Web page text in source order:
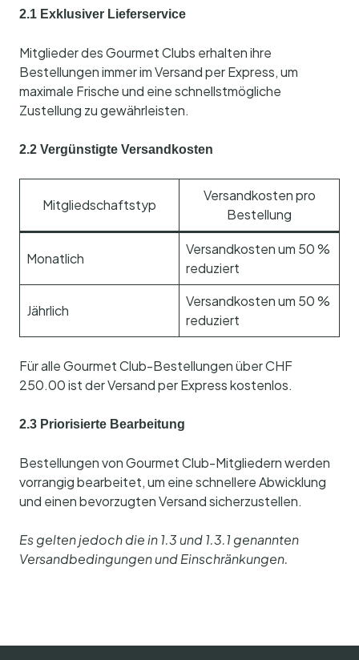
2.1 Exklusiver Lieferservice
Mitglieder des Gourmet Clubs erhalten ihre
Bestellungen immer im Versand per Express, um
maximale Frische und eine schnellstmögliche
Zustellung zu gewährleisten.
2.2 Vergünstigte Versandkosten
Mitgliedschaftstyp
Versandkosten pro
Bestellung
Monatlich
Versandkosten um 50 %
reduziert
Jährlich
Versandkosten um 50 %
reduziert
Für alle Gourmet Club-Bestellungen über CHF
250.00 ist der Versand per Express kostenlos.
2.3 Priorisierte Bearbeitung
Bestellungen von Gourmet Club-Mitgliedern werden
vorrangig bearbeitet, um eine schnellere Abwicklung
und einen bevorzugten Versand sicherzustellen.
Es gelten jedoch die in 1.3 und 1.3.1 genannten
Versandbedingungen und Einschränkungen.